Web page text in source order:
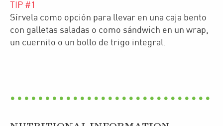
TIP #1
Sírvela como opción para llevar en una caja bento
con galletas saladas o como sándwich en un wrap,
un cuernito o un bollo de trigo integral.